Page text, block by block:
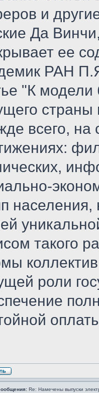
и
Да
ее
РАН
"К
страны
всего,
такого
роли
Re: Намечены выпуски